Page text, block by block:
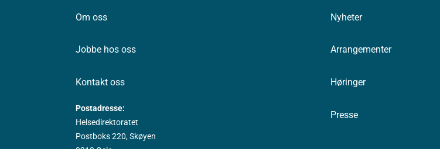
Om oss
Jobbe hos oss
Kontakt oss
Postadresse:
Helsedirektoratet
Postboks 220, Skøyen
0213 Oslo
Nyheter
Arrangementer
Høringer
Presse